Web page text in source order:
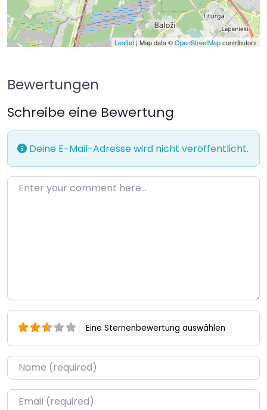
Leaflet | Map data ©OpenStreetMapcontributors
Bewertungen
Schreibe eine Bewertung
Deine E-Mail-Adresse wird nicht veröffentlicht.
Enter your comment here…
Eine Sternenbewertung auswählen
Name*
Email*